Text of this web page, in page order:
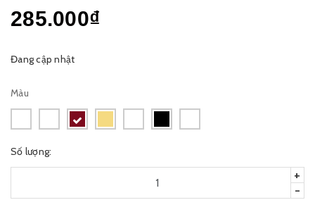
285.000₫
Đang cập nhật
Màu
Số lượng:
+
-